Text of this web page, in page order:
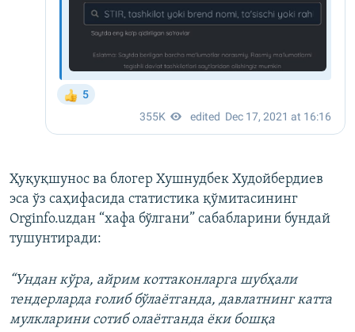
Ҳуқуқшунос ва блогер Хушнудбек Худойбердиев
эса ўз саҳифасида статистика қўмитасининг
Orginfo.uzдан “хафа бўлгани” сабабларини бундай
тушунтиради:
“Ундан кўра, айрим коттаконларга шубҳали
тендерларда ғолиб бўлаётганда, давлатнинг катта
мулкларини сотиб олаётганда ёки бошқа